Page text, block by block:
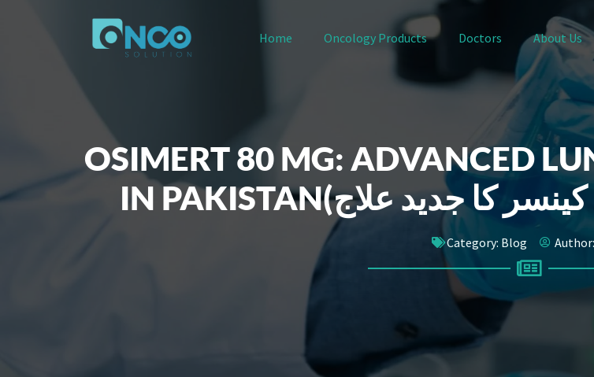
Home Oncology Products Doctors About Us
OSIMERT 80 MG: ADVANCED
Category: Blog Author: